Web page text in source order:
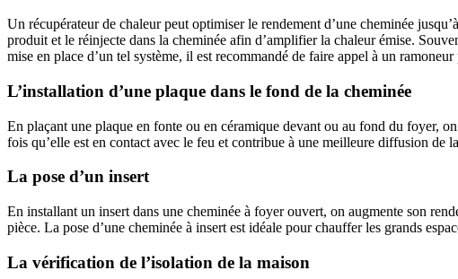
Un récupérateur de chaleur peut optimiser le rendement d’une cheminée
produit et le réinjecte dans la cheminée afin d’amplifier la chaleur émise.
mise en place d’un tel système, il est recommandé de faire appel à un
L’installation d’une plaque dans le fond de la cheminée
En plaçant une plaque en fonte ou en céramique devant ou au fond du foyer,
fois qu’elle est en contact avec le feu et contribue à une meilleure diffusion de
La pose d’un insert
En installant un insert dans une cheminée à foyer ouvert, on augmente son
pièce. La pose d’une cheminée à insert est idéale pour chauffer les grands
La vérification de l’isolation de la maison